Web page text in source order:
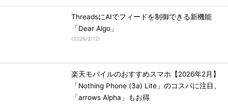
ThreadsにAIでフィードを制御できる新機能
「Dear Algo」
(2026/2/12)
楽天モバイルのおすすめスマホ【2026年2月】
「Nothing Phone (3a) Lite」のコスパに注目、
「arrows Alpha」もお得